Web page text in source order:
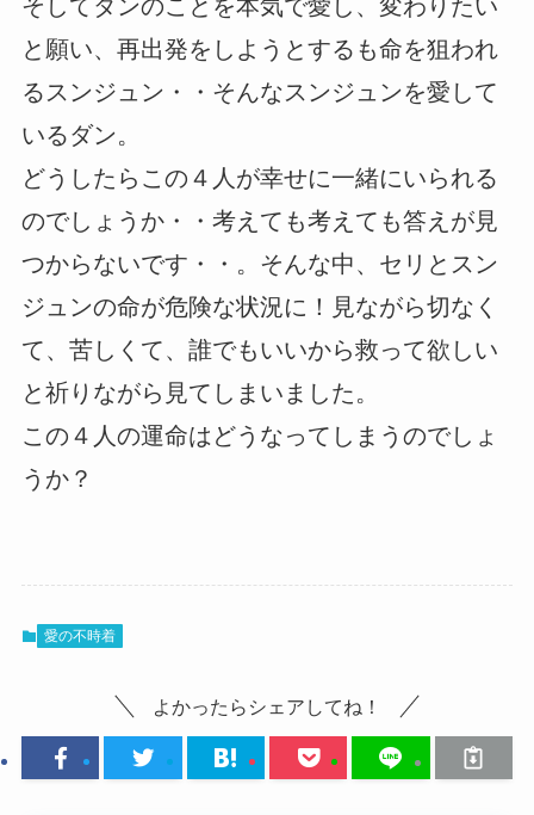
そしてダンのことを本気で愛し、変わりたい
と願い、再出発をしようとするも命を狙われ
るスンジュン・・そんなスンジュンを愛して
いるダン。
どうしたらこの４人が幸せに一緒にいられる
のでしょうか・・考えても考えても答えが見
つからないです・・。そんな中、セリとスン
ジュンの命が危険な状況に！見ながら切なく
て、苦しくて、誰でもいいから救って欲しい
と祈りながら見てしまいました。
この４人の運命はどうなってしまうのでしょ
うか？
愛の不時着
よかったらシェアしてね！